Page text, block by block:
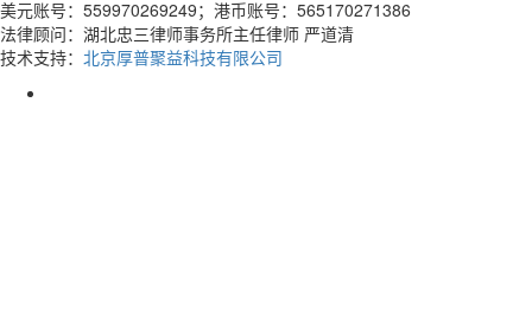
美元账号：559970269249；港币账号：565170271386
法律顾问：湖北忠三律师事务所主任律师 严道清
技术支持： 北京厚普聚益科技有限公司